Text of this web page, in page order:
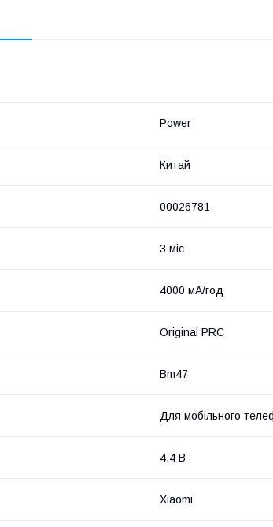
Power
Китай
00026781
3 міс
4000 мА/год
Original PRC
Bm47
Для мобільного
4.4 В
Xiaomi